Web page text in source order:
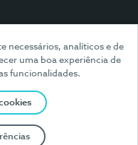
necessários, analíticos e de
uma boa experiência de
funcionalidades.